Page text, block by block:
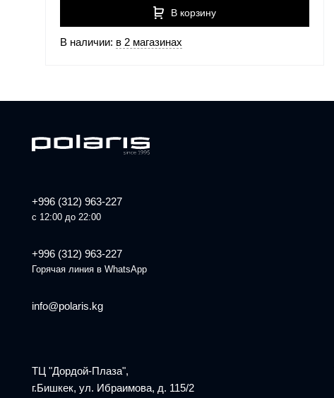
В корзину
В наличии: в 2 магазинах
+996 (312) 963-227
с 12:00 до 22:00
+996 (312) 963-227
Горячая линия в WhatsApp
info@polaris.kg
ТЦ "Дордой-Плаза",
г.Бишкек, ул. Ибраимова, д. 115/2